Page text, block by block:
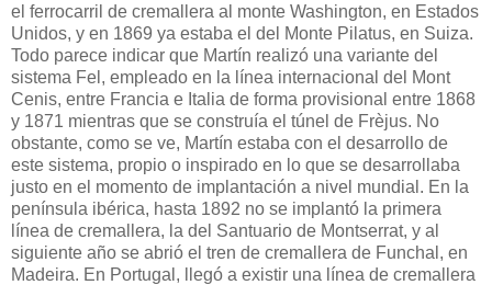
el ferrocarril de cremallera al monte Washington, en Estados
Unidos, y en 1869 ya estaba el del Monte Pilatus, en Suiza.
Todo parece indicar que Martín realizó una variante del
sistema Fel, empleado en la línea internacional del Mont
Cenis, entre Francia e Italia de forma provisional entre 1868
y 1871 mientras que se construía el túnel de Frèjus. No
obstante, como se ve, Martín estaba con el desarrollo de
este sistema, propio o inspirado en lo que se desarrollaba
justo en el momento de implantación a nivel mundial. En la
península ibérica, hasta 1892 no se implantó la primera
línea de cremallera, la del Santuario de Montserrat, y al
siguiente año se abrió el tren de cremallera de Funchal, en
Madeira. En Portugal, llegó a existir una línea de cremallera